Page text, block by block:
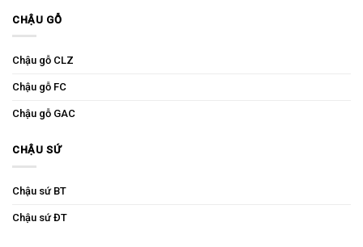
CHẬU GỖ
Chậu gỗ CLZ
Chậu gỗ FC
Chậu gỗ GAC
CHẬU SỨ
Chậu sứ BT
Chậu sứ ĐT